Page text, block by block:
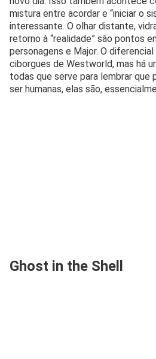
mistura entre acordar e “iniciar o
interessante. O olhar distante,
retorno à “realidade” são pontos
personagens e Major. O
ciborgues de Westworld, mas há
todas que serve para lembrar que
ser humanas, elas são,
Ghost in the Shell